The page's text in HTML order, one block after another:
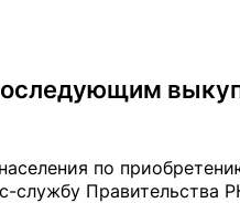
по
службу Правительства